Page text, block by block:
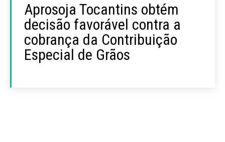
Aprosoja Tocantins obtém
decisão favorável contra a
cobrança da Contribuição
Especial de Grãos